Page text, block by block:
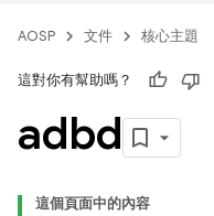
AOSP 文件 核心主題
這對你有幫助嗎？
adbd
這個頁面中的內容